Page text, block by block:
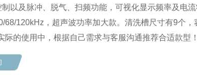
以及脉冲、脱气、扫频功能，可视化显示频率及电流
68/120kHz，超声波功率加大款。清洗槽尺寸有9个，
际的使用中，根据自己需求与客服沟通推荐合适款型！